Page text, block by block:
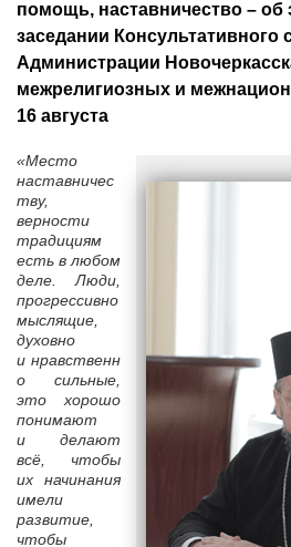
помощь, наставничество – об
заседании Консультативного
Администрации
межрелигиозных и
16 августа
«Место
наставничес
тву,
верности
традициям
есть в любом
деле. Люди,
прогрессивно
мыслящие,
духовно
и нравственн
о сильные,
это хорошо
понимают
и делают
всё, чтобы
их начинания
имели
развитие,
чтобы